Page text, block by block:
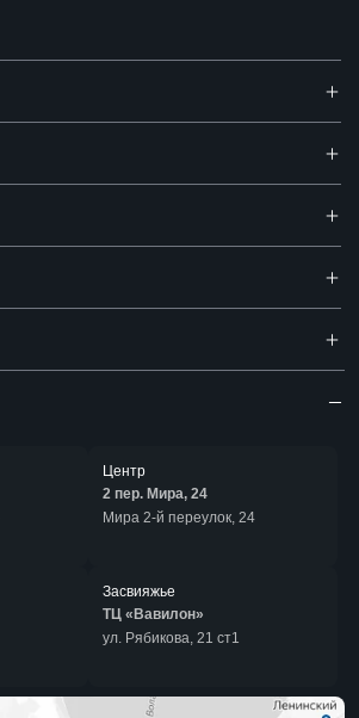
Центр
2 пер. Мира, 24
Мира 2-й переулок, 24
Засвияжье
ТЦ «Вавилон»
ул. Рябикова, 21 ст1